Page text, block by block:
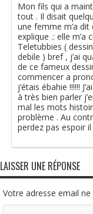
Mon fils qui a
tout . Il disait
une femme m’a
explique .: elle m’a
Teletubbies (
debile ) bref , j’ai
de ce fameux
commencer a
j’étais ébahie !!!!!!
à très bien parler
mal les mots
problème . Au
perdez pas espoir
LAISSER UNE RÉPONSE
Votre adresse email